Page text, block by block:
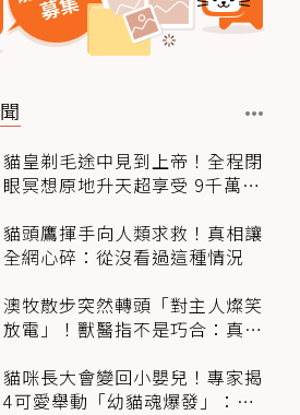
貓皇剃毛途中見到上帝！全程閉
眼冥想原地升天超享受 9千萬人
貓頭鷹揮手向人類求救！真相讓
全網心碎：從沒看過這種情況
澳牧散步突然轉頭「對主人燦笑
放電」！獸醫指不是巧合：真相
貓咪長大會變回小嬰兒！專家揭
4可愛舉動「幼貓魂爆發」：本